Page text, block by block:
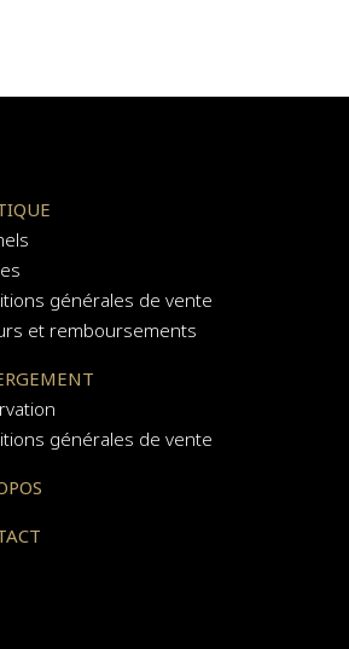
générales de vente
et remboursements
générales de vente